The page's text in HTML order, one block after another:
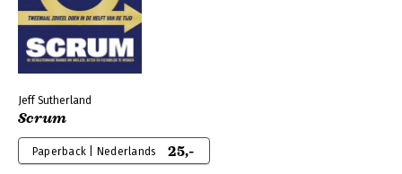
Jeff Sutherland
Scrum
Paperback | Nederlands 25,-